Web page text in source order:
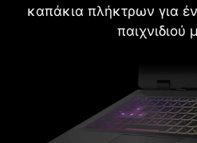
καπάκια πλήκτρων για
παιχνιδιού